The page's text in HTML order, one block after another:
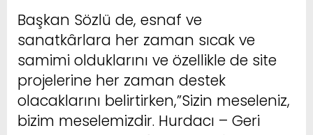
Başkan Sözlü de, esnaf ve
sanatkârlara her zaman sıcak ve
samimi olduklarını ve özellikle de site
projelerine her zaman destek
olacaklarını belirtirken,”Sizin meseleniz,
bizim meselemizdir. Hurdacı – Geri